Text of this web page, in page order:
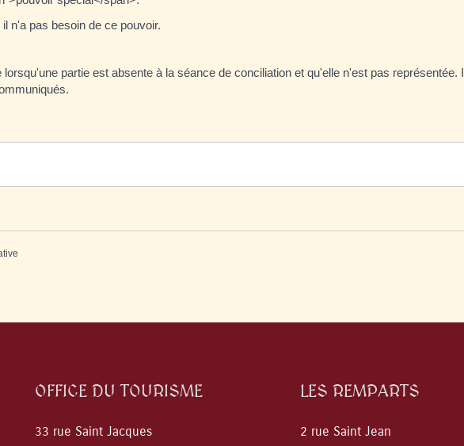
n'a pas besoin de ce pouvoir.
partie est absente à la séance de conciliation et qu'elle n'est pas représentée.
OFFICE DU TOURISME
33 rue Saint Jacques
LES REMPARTS
2 rue Saint Jean